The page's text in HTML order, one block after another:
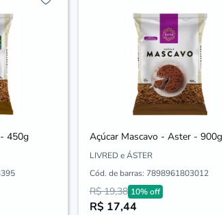
450g Açúcar Mascavo - Aster - 900g
LIVRED e ÁSTER
Cód. de barras: 7898961803012
R$ 19,38 10% off
R$ 17,44